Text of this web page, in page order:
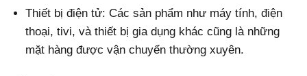
Thiết bị điện tử: Các sản phẩm như máy tính, điện
thoại, tivi, và thiết bị gia dụng khác cũng là những
mặt hàng được vận chuyển thường xuyên.